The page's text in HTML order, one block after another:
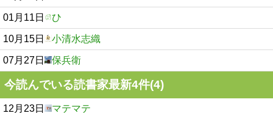
01月11日 ひ
10月15日 小清水志織
07月27日 保兵衛
今読んでいる読書家最新4件(4)
12月23日 マテマテ